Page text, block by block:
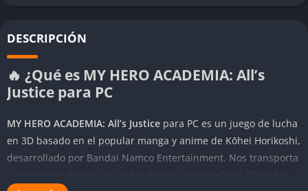
DESCRIPCIÓN
🔥 ¿Qué es MY HERO ACADEMIA: All’s
Justice para PC
MY HERO ACADEMIA: All’s Justice para PC es un juego de lucha
en 3D basado en el popular manga y anime de Kōhei Horikoshi,
desarrollado por Bandai Namco Entertainment. Nos transporta